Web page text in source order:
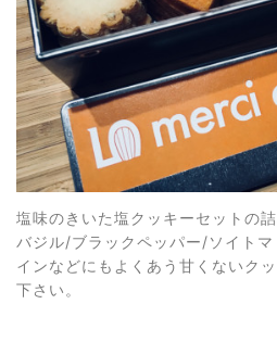
塩味のきいた塩クッキーセットの
バジル/ブラックペッパー/ソイト
インなどにもよくあう甘くないク
下さい。